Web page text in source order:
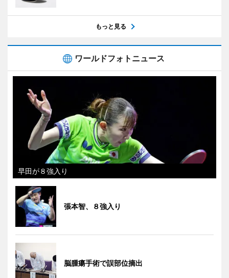
もっと見る
ワールドフォトニュース
早田が８強入り
張本智、８強入り
脳腫瘍手術で誤部位摘出